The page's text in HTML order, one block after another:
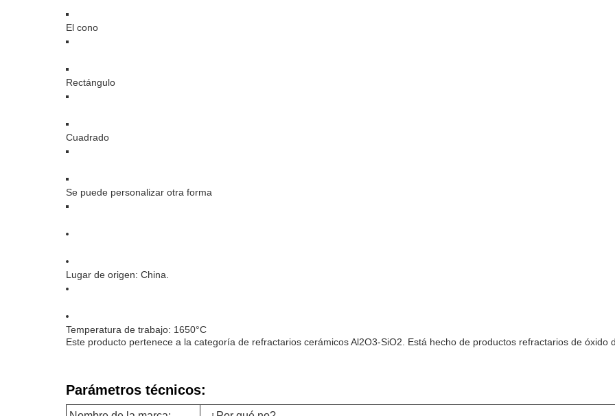
El cono
Rectángulo
Cuadrado
Se puede personalizar otra forma
Lugar de origen: China.
Temperatura de trabajo: 1650°C
Este producto pertenece a la categoría de refractarios cerámicos Al2O3-SiO2. Está hecho de productos refractarios de óxido
Parámetros técnicos: